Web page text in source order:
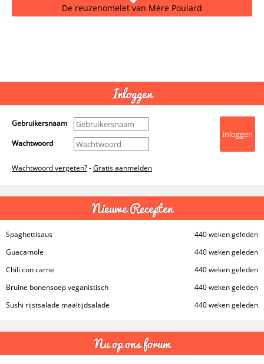
De reuzenomelet van Mère Poulard
- Advertentie - powered by
Inloggen
Gebruikersnaam
Wachtwoord
Wachtwoord vergeten?-Gratis aanmelden
Nieuwe Recepten
440 weken geleden
Spaghettisaus
440 weken geleden
Guacamole
440 weken geleden
Chili con carne
440 weken geleden
Bruine bonensoep veganistisch
440 weken geleden
Sushi rijstsalade maaltijdsalade
Nu op ons forum